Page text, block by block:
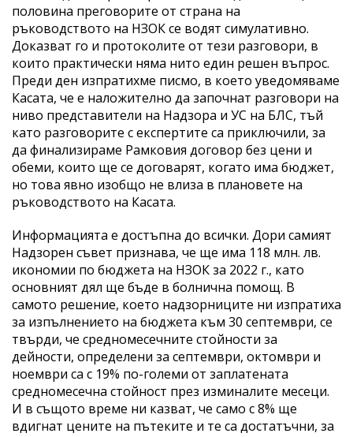
половина преговорите от страна на
ръководството на НЗОК се водят симулативно.
Доказват го и протоколите от тези разговори, в
които практически няма нито един решен въпрос.
Преди ден изпратихме писмо, в което уведомяваме
Касата, че е наложително да започнат разговори на
ниво представители на Надзора и УС на БЛС, тъй
като разговорите с експертите са приключили, за
да финализираме Рамковия договор без цени и
обеми, които ще се договарят, когато има бюджет,
но това явно изобщо не влиза в плановете на
ръководството на Касата.
Информацията е достъпна до всички. Дори самият
Надзорен съвет признава, че ще има 118 млн. лв.
икономии по бюджета на НЗОК за 2022 г., като
основният дял ще бъде в болнична помощ. В
самото решение, което надзорниците ни изпратиха
за изпълнението на бюджета към 30 септември, се
твърди, че средномесечните стойности за
дейности, определени за септември, октомври и
ноември са с 19% по-големи от заплатената
средномесечна стойност през изминалите месеци.
И в същото време ни казват, че само с 8% ще
вдигнат цените на пътеките и те са достатъчни, за